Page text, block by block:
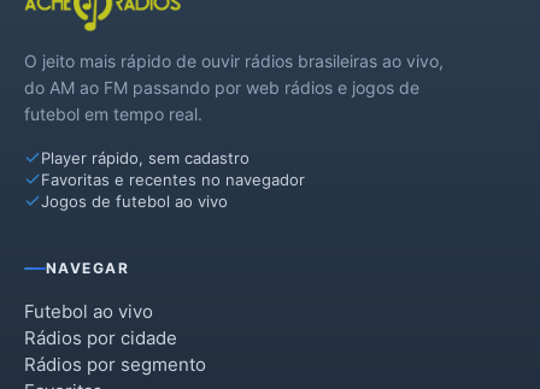
O jeito mais rápido de ouvir rádios brasileiras ao vivo,
do AM ao FM passando por web rádios e jogos de
futebol em tempo real.
Player rápido, sem cadastro
Favoritas e recentes no navegador
Jogos de futebol ao vivo
NAVEGAR
Futebol ao vivo
Rádios por cidade
Rádios por segmento